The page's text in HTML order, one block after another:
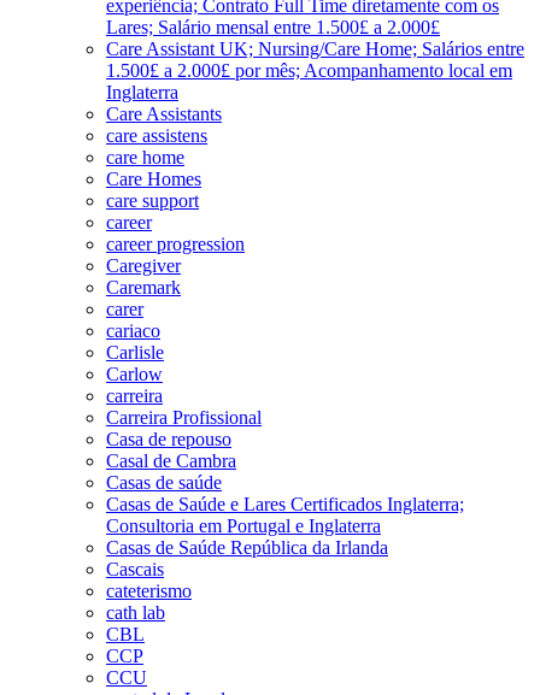
experiência; Contrato Full Time diretamente com os
Lares; Salário mensal entre 1.500£ a 2.000£
Care Assistant UK; Nursing/Care Home; Salários entre
1.500£ a 2.000£ por mês; Acompanhamento local em
Inglaterra
Care Assistants
care assistens
care home
Care Homes
care support
career
career progression
Caregiver
Caremark
carer
cariaco
Carlisle
Carlow
carreira
Carreira Profissional
Casa de repouso
Casal de Cambra
Casas de saúde
Casas de Saúde e Lares Certificados Inglaterra;
Consultoria em Portugal e Inglaterra
Casas de Saúde República da Irlanda
Cascais
cateterismo
cath lab
CBL
CCP
CCU